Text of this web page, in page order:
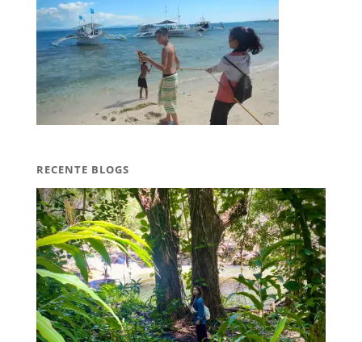
RECENTE BLOGS